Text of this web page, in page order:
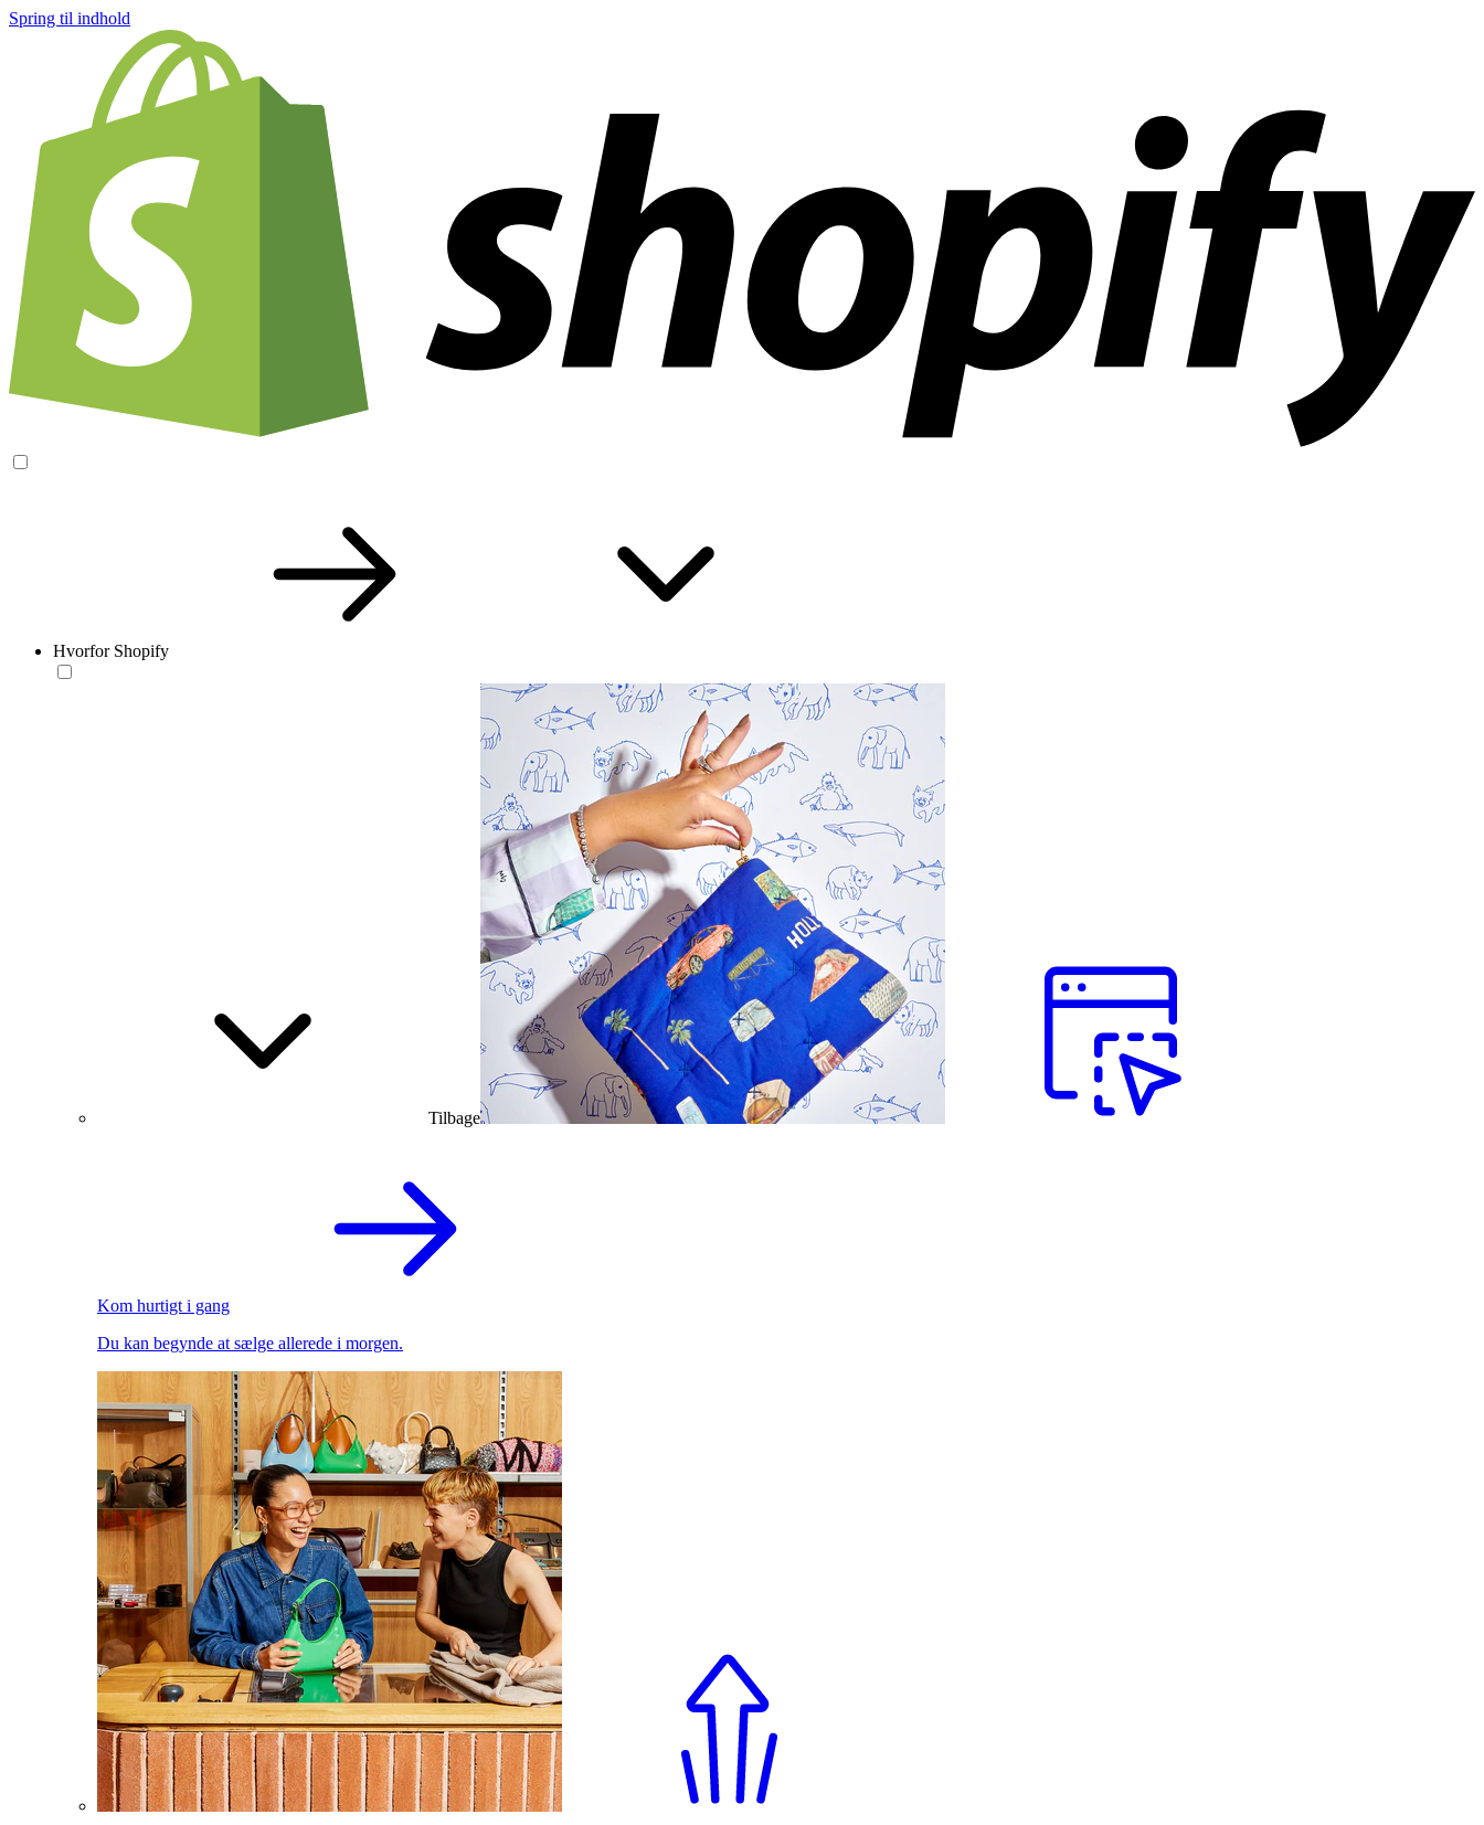
Spring til indhold
Hvorfor Shopify
Tilbage
Kom hurtigt i gang
Du kan begynde at sælge allerede i morgen.